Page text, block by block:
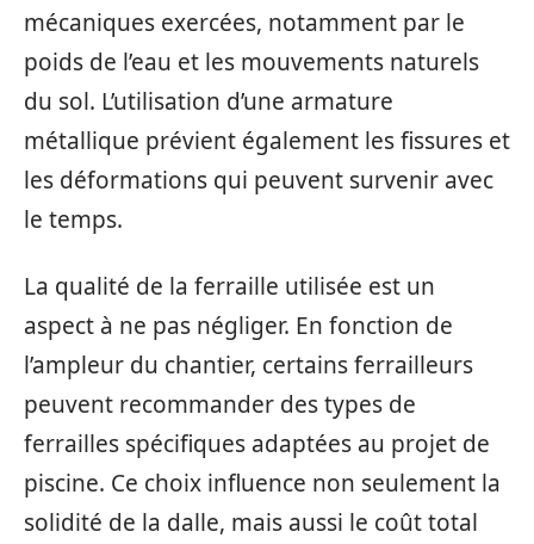
mécaniques exercées, notamment par le
poids de l’eau et les mouvements naturels
du sol. L’utilisation d’une armature
métallique prévient également les fissures et
les déformations qui peuvent survenir avec
le temps.
La qualité de la ferraille utilisée est un
aspect à ne pas négliger. En fonction de
l’ampleur du chantier, certains ferrailleurs
peuvent recommander des types de
ferrailles spécifiques adaptées au projet de
piscine. Ce choix influence non seulement la
solidité de la dalle, mais aussi le coût total